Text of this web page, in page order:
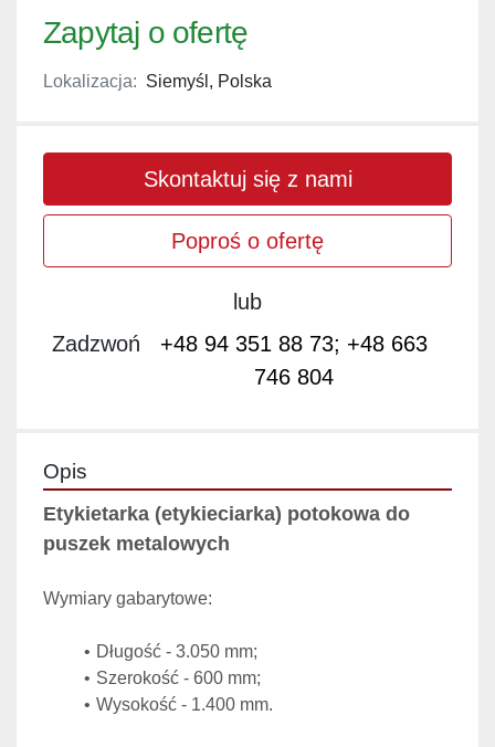
Zapytaj o ofertę
Lokalizacja: Siemyśl, Polska
Skontaktuj się z nami
Poproś o ofertę
lub
Zadzwoń
+48 94 351 88 73; +48 663
746 804
Opis
Etykietarka (etykieciarka) potokowa do
puszek metalowych
Wymiary gabarytowe:
Długość - 3.050 mm;
Szerokość - 600 mm;
Wysokość - 1.400 mm.